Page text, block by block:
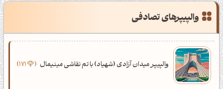
والپیپرهای تصادفی
والپیپر میدان آزادی (شهیاد) با تم نقاشی مینیمال